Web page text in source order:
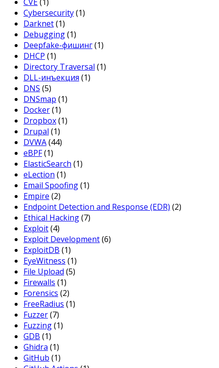
Cybersecurity(1)
Darknet(1)
Debugging(1)
Deepfake-фишинг(1)
DHCP (1)
Directory Traversal (1)
DLL-инъекция (1)
DNS (5)
DNSmap (1)
Docker(1)
Dropbox(1)
Drupal (1)
DVWA(44)
eBPF(1)
ElasticSearch (1)
eLection (1)
Email Spoofing(1)
Empire (2)
Endpoint Detection and Response (EDR) (2)
Ethical Hacking(7)
Exploit(4)
Exploit Development(6)
ExploitDB (1)
EyeWitness (1)
File Upload (5)
Firewalls (1)
Forensics (2)
FreeRadius (1)
Fuzzer(7)
Fuzzing(1)
GDB (1)
Ghidra (1)
GitHub (1)